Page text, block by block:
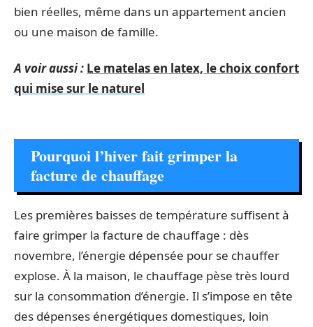
bien réelles, même dans un appartement ancien
ou une maison de famille.
A voir aussi : Le matelas en latex, le choix confort
qui mise sur le naturel
Pourquoi l’hiver fait grimper la
facture de chauffage
Les premières baisses de température suffisent à
faire grimper la facture de chauffage : dès
novembre, l’énergie dépensée pour se chauffer
explose. À la maison, le chauffage pèse très lourd
sur la consommation d’énergie. Il s’impose en tête
des dépenses énergétiques domestiques, loin